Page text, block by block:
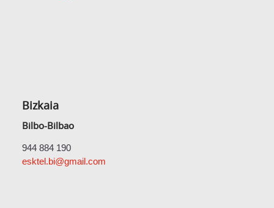
Bizkaia
Bilbo-Bilbao
944 884 190
esktel.bi@gmail.com